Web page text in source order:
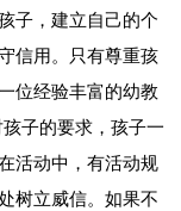
子，建立自己的个
信用。只有尊重孩
位经验丰富的幼教
子的要求，孩子一
活动中，有活动规
树立威信。如果不